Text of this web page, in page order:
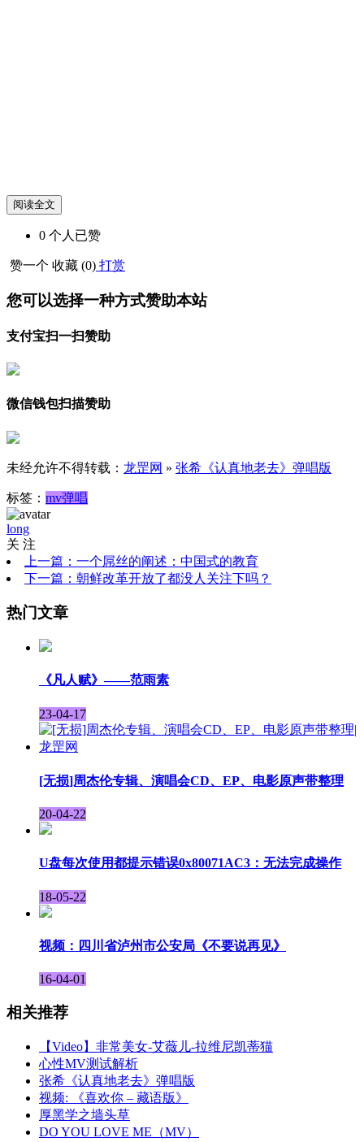
阅读全文
0 个人 已赞
赞一个 收藏 (0) 打赏
您可以选择一种方式赞助本站
支付宝扫一扫赞助
微信钱包扫描赞助
未经允许不得转载： 龙罡网 » 张希《认真地老去》弹唱版
标签： mv弹唱
long
关 注
上一篇：一个屌丝的阐述：中国式的教育
下一篇：朝鲜改革开放了都没人关注下吗？
热门文章
《凡人赋》——范雨素
23-04-17
[无损]周杰伦专辑、演唱会CD、EP、电影原声带整理
20-04-22
U盘每次使用都提示错误0x80071AC3：无法完成操作
18-05-22
视频：四川省泸州市公安局《不要说再见》
16-04-01
相关推荐
【Video】非常美女-艾薇儿-拉维尼凯蒂猫
心性MV测试解析
张希《认真地老去》弹唱版
视频: 《喜欢你 – 藏语版》
厚黑学之墙头草
DO YOU LOVE ME（MV）